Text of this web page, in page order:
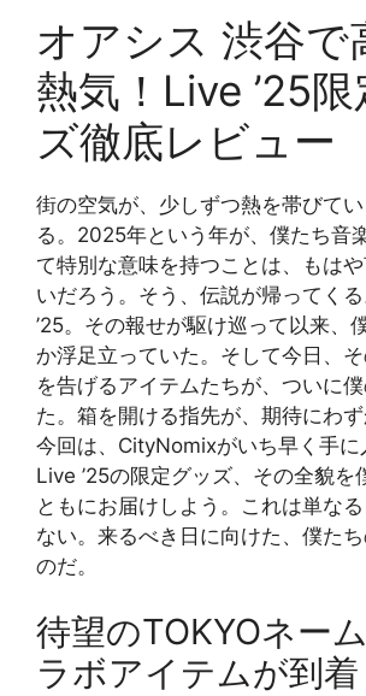
オアシス 渋谷で
熱気！Live ’25限
ズ徹底レビュー
街の空気が、少しずつ熱を帯びて
る。2025年という年が、僕たち音
て特別な意味を持つことは、もは
いだろう。そう、伝説が帰ってく
’25。その報せが駆け巡って以来、
か浮足立っていた。そして今日、
を告げるアイテムたちが、ついに
た。箱を開ける指先が、期待にわず
今回は、CityNomixがいち早く手に
Live ’25の限定グッズ、その全貌を
ともにお届けしよう。これは単な
ない。来るべき日に向けた、僕た
のだ。
待望のTOKYOネー
ラボアイテムが到着